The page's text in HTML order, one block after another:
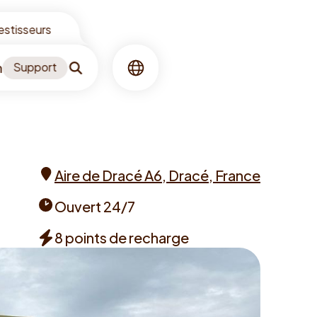
Support RechercheLangue
Aire de Dracé A6, Dracé, France
times
Ouvert 24/7
8 points de recharge